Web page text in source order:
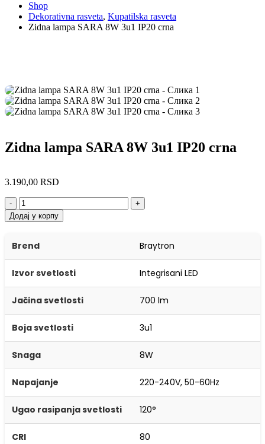
Shop
Dekorativna rasveta, Kupatilska rasveta
Zidna lampa SARA 8W 3u1 IP20 crna
Zidna lampa SARA 8W 3u1 IP20 crna
3.190,00 RSD
-
+
Додај у корпу
Brend Braytron
Izvor svetlosti Integrisani LED
Jačina svetlosti 700 lm
Boja svetlosti 3u1
Snaga 8W
Napajanje 220-240V, 50-60Hz
Ugao rasipanja svetlosti 120°
CRI 80